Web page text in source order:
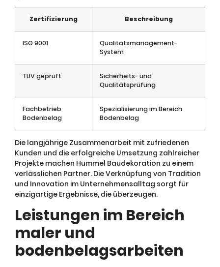
Zertifizierung Beschreibung
ISO 9001
Qualitätsmanagement-
System
TÜV geprüft
Sicherheits- und
Qualitätsprüfung
Fachbetrieb
Bodenbelag
Spezialisierung im Bereich
Bodenbelag
Die langjährige Zusammenarbeit mit zufriedenen
Kunden und die erfolgreiche Umsetzung zahlreicher
Projekte machen Hummel Baudekoration zu einem
verlässlichen Partner. Die Verknüpfung von Tradition
und Innovation im Unternehmensalltag sorgt für
einzigartige Ergebnisse, die überzeugen.
Leistungen im Bereich
maler und
bodenbelagsarbeiten